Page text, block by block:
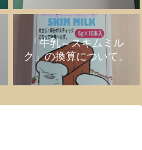
「牛乳⇔スキムミル
ク」の換算について。